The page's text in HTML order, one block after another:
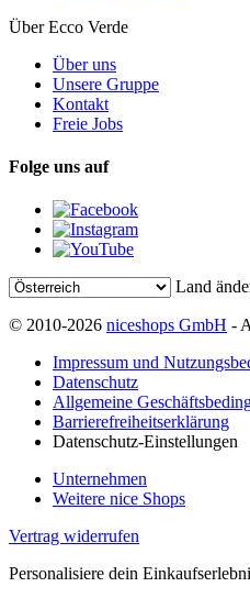
Über Ecco Verde
Über uns
Unsere Gruppe
Kontakt
Freie Jobs
Folge uns auf
Land
© 2010-2026 niceshops GmbH -
Impressum und
Datenschutz
Allgemeine
Barrierefreiheitserklärung
Datenschutz-Einstellungen
Unternehmen
Weitere nice Shops
Vertrag widerrufen
Personalisiere dein